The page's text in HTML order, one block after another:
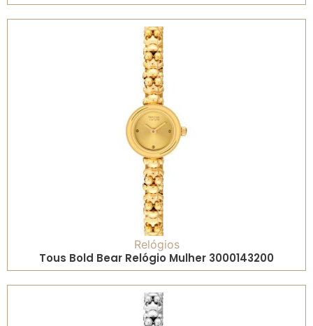
Relógios
Tous Bold Bear Relógio Mulher 3000143200